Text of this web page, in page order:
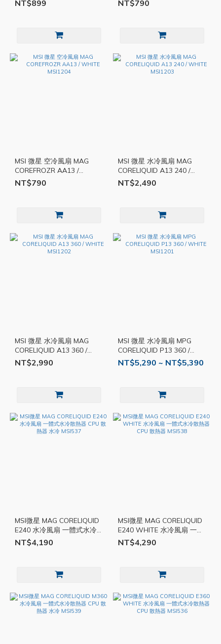
NT$899 NT$790
MSI 微星 空冷風扇 MAG
COREFROZR AA13 /
WHITE MSI1204
NT$790
MSI 微星 水冷風扇 MAG
CORELIQUID A13 240 /
WHITE MSI1203
NT$2,490
MSI 微星 水冷風扇 MAG
CORELIQUID A13 360 /
WHITE MSI1202
NT$2,990
MSI 微星 水冷風扇 MPG
CORELIQUID P13 360 /
WHITE MSI1201
NT$5,290 ~ NT$5,390
MSI微星 MAG CORELIQUID
E240 水冷風扇 一體式水冷
散熱器 CPU 散熱器 水冷
MSI537
NT$4,190
MSI微星 MAG CORELIQUID
E240 WHITE 水冷風扇 一體
式水冷散熱器 CPU 散熱器
MSI538
NT$4,290